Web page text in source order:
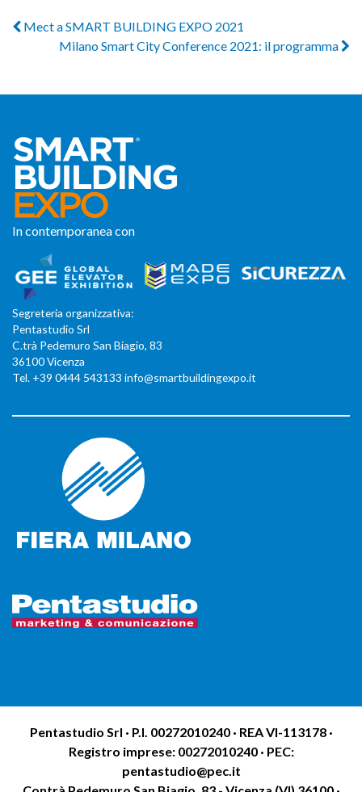
Mect a SMART BUILDING EXPO 2021
Milano Smart City Conference 2021: il programma
In contemporanea con
Segreteria organizzativa:
Pentastudio Srl
C.trà Pedemuro San Biagio, 83
36100 Vicenza
Tel. +39 0444 543133 info@smartbuildingexpo.it
Pentastudio Srl · P.I. 00272010240 · REA VI-113178 ·
Registro imprese: 00272010240 · PEC:
pentastudio@pec.it